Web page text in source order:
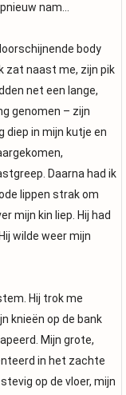
nam…
body
zat naast me, zijn pik
net een lange,
genomen – zijn
diep in mijn kutje en
Daarna had ik
lippen strak om
mijn kin liep. Hij had
wilde weer mijn
Hij trok me
knieën op de bank
Mijn grote,
in het zachte
op de vloer, mijn